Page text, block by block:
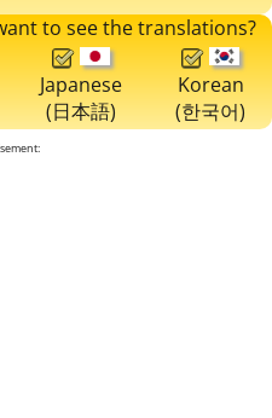
to see the translations?
Japanese
(日本語)
Korean
(한국어)